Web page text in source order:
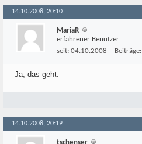
14.10.2008, 20:10
MariaR
erfahrener Benutzer
seit: 04.10.2008 Beiträge:
Ja, das geht.
14.10.2008, 20:19